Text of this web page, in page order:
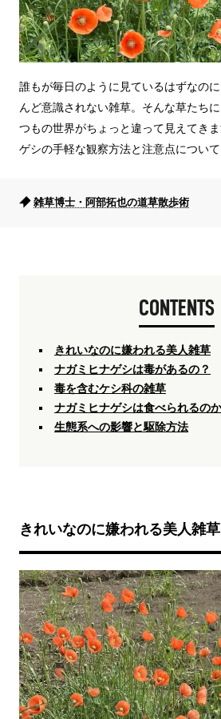
誰もが毎日のように見ているはずなの
んど意識されない雑草。そんな草たち
つもの世界がちょっと違って見えてき
ゲシの手軽な観察方法と注意点について
雑草博士・阿部拓也の道草散歩術
CONTENTS
きれいなのに嫌われる美人雑草
ナガミヒナゲシは毒があるの？
毒を含むケシ科の雑草
ナガミヒナゲシは食べられるの
生態系への影響と駆除方法
きれいなのに嫌われる美人雑草